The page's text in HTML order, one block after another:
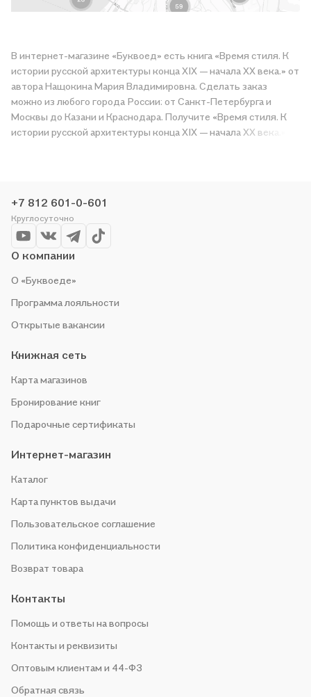
В интернет-магазине «Буквоед» есть книга «Время стиля. К
истории русской архитектуры конца XIX — начала XX века.» от
автора Нащокина Мария Владимировна. Сделать заказ
можно из любого города России: от Санкт-Петербурга и
Москвы до Казани и Краснодара. Получите «Время стиля. К
истории русской архитектуры конца XIX — начала XX века.» в
чтобы не упустить выгоду!
+7 812 601-0-601
Круглосуточно
О компании
О «Буквоеде»
Программа лояльности
Открытые вакансии
Книжная сеть
Карта магазинов
Бронирование книг
Подарочные сертификаты
Интернет-магазин
Каталог
Карта пунктов выдачи
Пользовательское соглашение
Политика конфиденциальности
Возврат товара
Контакты
Помощь и ответы на вопросы
Контакты и реквизиты
Оптовым клиентам и 44-ФЗ
Обратная связь